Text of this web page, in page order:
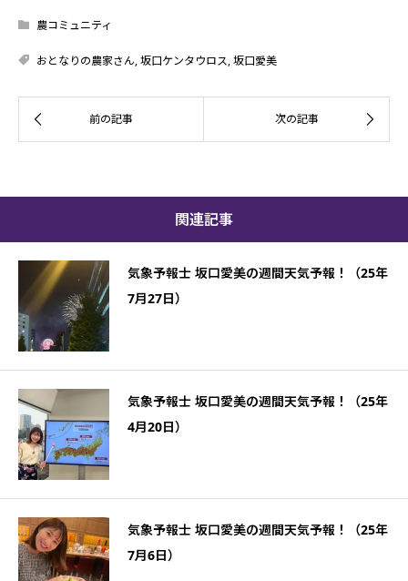
農コミュニティ
おとなりの農家さん,坂口ケンタウロス,坂口愛美
関連記事
気象予報士 坂口愛美の週間天気予報！（25年
7月27日）
気象予報士 坂口愛美の週間天気予報！（25年
4月20日）
気象予報士 坂口愛美の週間天気予報！（25年
7月6日）